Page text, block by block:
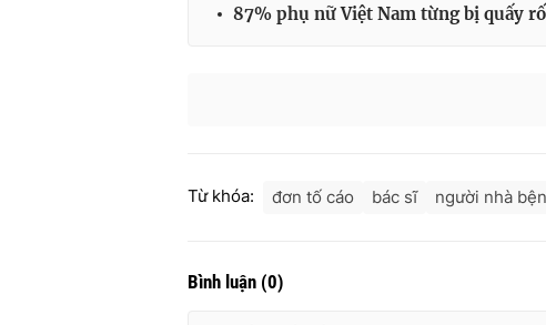
87% phụ nữ Việt Nam từng bị quấy
Từ khóa: đơn tố cáo bác sĩ người nhà
Bình luận (0)